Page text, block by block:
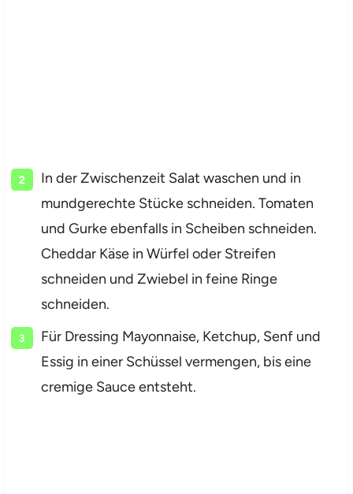
In der Zwischenzeit Salat waschen und in
mundgerechte Stücke schneiden. Tomaten
und Gurke ebenfalls in Scheiben schneiden.
Cheddar Käse in Würfel oder Streifen
schneiden und Zwiebel in feine Ringe
schneiden.
Für Dressing Mayonnaise, Ketchup, Senf und
Essig in einer Schüssel vermengen, bis eine
cremige Sauce entsteht.